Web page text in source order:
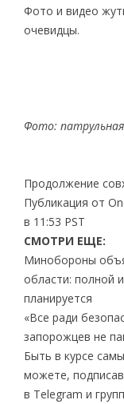
Фото и видео
очевидцы.
Фото:
Продолжение
Публикация от
в 11:53 PST
СМОТРИ ЕЩЕ:
Минобороны
области: полной
планируется
«Все ради
запорожцев не
Быть в курсе
можете,
в Telegram и